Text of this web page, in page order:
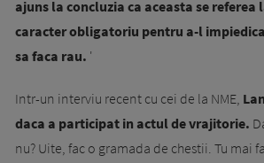
ajuns la concluzia ca aceasta se referea
caracter obligatoriu pentru a-l
sa faca rau. '
Intr-un interviu recent cu cei de la NME,
daca a participat in actul de vrajitorie.
nu? Uite, fac o gramada de chestii. Tu mai